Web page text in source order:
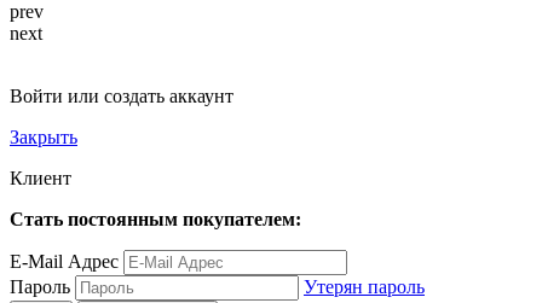
prev
next
Войти или создать аккаунт
Закрыть
Клиент
Стать постоянным покупателем:
E-Mail Адрес
Пароль
Утерян пароль